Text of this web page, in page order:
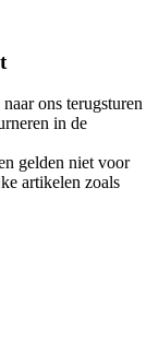
ons terugsturen
in de
gelden niet voor
artikelen zoals